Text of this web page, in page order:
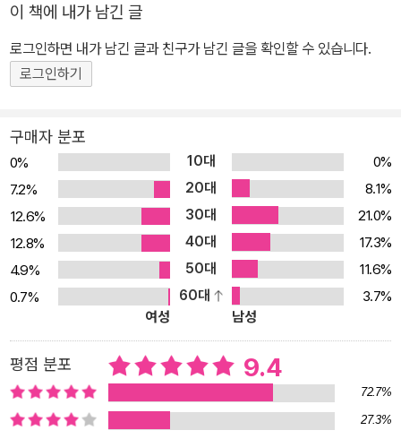
해 나타나는 대한민국의 초기 모습은, 냉전에 의해 절대적으로 규정
되었다기보다는 다분히 유동적인 것이었다. 미국인 법률가의 눈에
“국가사회주의(state socialism)로의 강한 경향”을 띤 것으로 인식
정권 초기의 성격과도 관련된다. 국내에 확고한 기반이 없던 이승만
은, 대통령으로 선출되면서 해방3년기에 단독정부 수립을 함께 추진
했던 한국민주당과 결별했기 때문에 좌우세력 모두에 초연한 입장을
취할 수밖에 없었다. 그 결과 초기 이승만 정권에는 당시의 사회적 분
위기, 즉 민족주의가 반영될 수밖에 없었던 것이다. 이런 경향은 ‘국
시’로서 일민주의가 등장하면서 절정에 달했는데, 일민주의는 민족주
의를 바탕으로 반공산주의와 함께 반자본주의를 내세우며 제국주의
를 강하게 비판하는 이념이었다. 자본주의에 병들고 공산주의에 독
새 세계를 건설할려고 하는 의욕이 날로 높아져가는 1945년 8월 제
2차 세계대전이 종결을 고한 이후에 있어서 동방의 하늘에는 여태 구
름 속에 파묻혀 있던 한낱의 거대한 샛별이 구름을 헤치고 요요히 빛
이 책에 내가 남긴 글
로그인하면 내가 남긴 글과 친구가 남긴 글을 확인할 수 있습니다.
로그인하기
구매자 분포
0% 10대
0%
7.2%
20대
8.1%
12.6%
30대
21.0%
12.8%
40대
17.3%
4.9%
50대
11.6%
0.7%
60대
3.7%
여성
남성
평점 분포 9.4
72.7%
27.3%